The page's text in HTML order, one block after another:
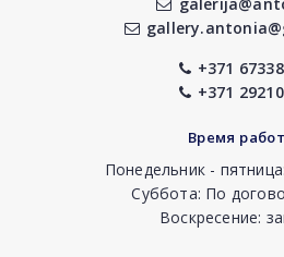
+371
+371
Время
Понедельник -
Суббота: По
Воскресение: